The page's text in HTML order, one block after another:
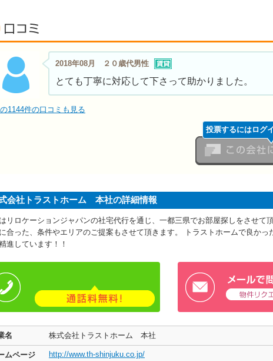
口コミ
2018年08月 ２０歳代男性
とても丁寧に対応して下さって助かりました。
1144件の口コミも見る
投票するにはログ
会社トラストホーム 本社の詳細情報
リロケーションジャパンの社宅代行を通じ、一都三県でお部屋探しをさせて
合った、条件やエリアのご提案もさせて頂きます。 トラストホームで良かっ
進しています！！
名 株式会社トラストホーム 本社
ムページ http://www.th-shinjuku.co.jp/